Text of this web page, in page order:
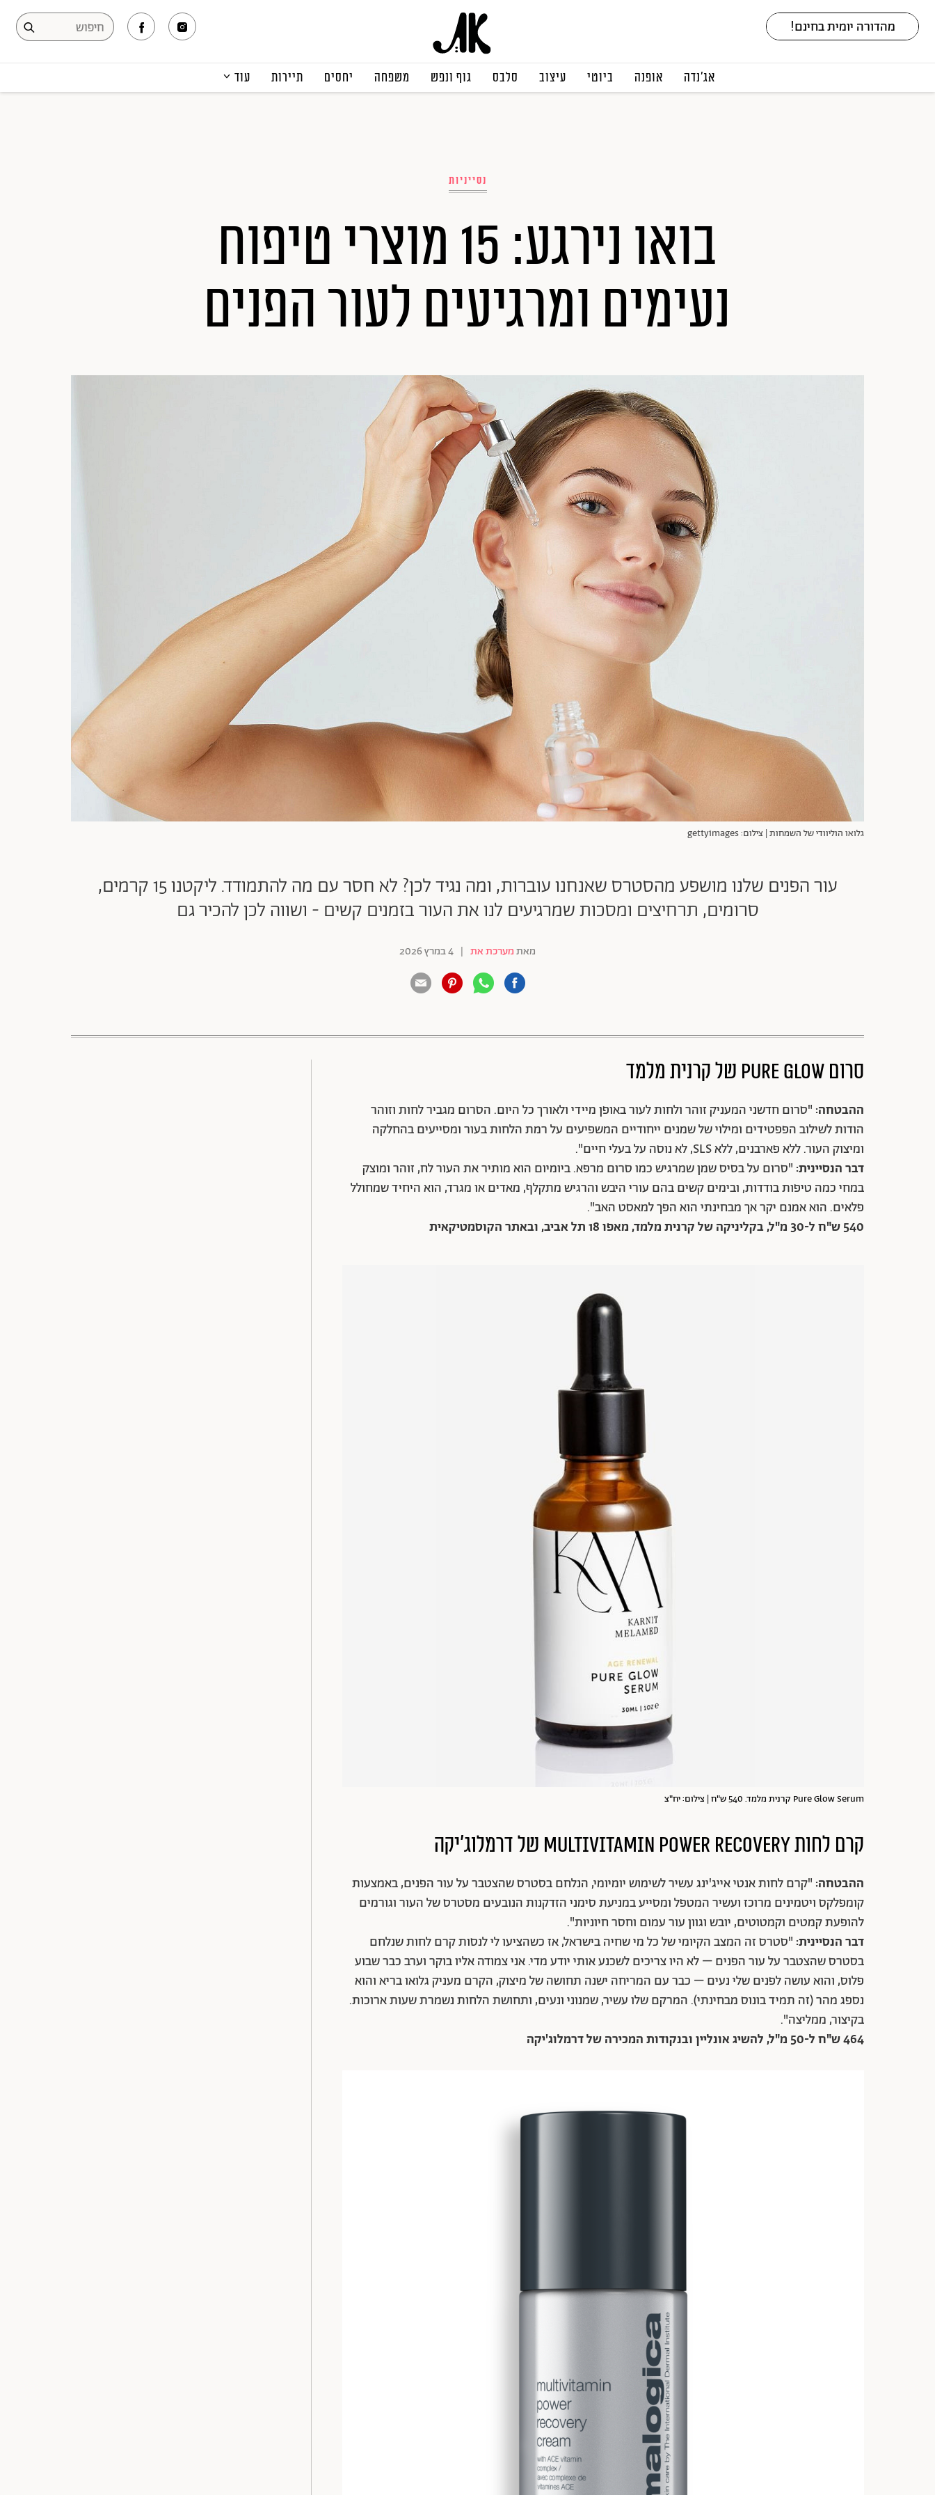
אג׳נדה אופנה ביוטי עיצוב סלבס גוף ונפש משפחה יחסים תיירות עוד
נסייניות
בואו נירגע: 15 מוצרי טיפוח
נעימים ומרגיעים לעור הפנים
גלואו הוליוודי של השמחות | צילום: gettyimages
עור הפנים שלנו מושפע מהסטרס שאנחנו עוברות, ומה נגיד לכן? לא חסר עם מה להתמודד. ליקטנו 15 קרמים,
סרומים, תרחיצים ומסכות שמרגיעים לנו את העור בזמנים קשים - ושווה לכן להכיר גם
מאתמערכת את | 4 במרץ 2026
סרום PURE GLOW של קרנית מלמד
ההבטחה: "סרום חדשני המעניק זוהר ולחות לעור באופן מיידי ולאורך כל היום. הסרום מגביר לחות וזוהר
הודות לשילוב הפפטידים ומילוי של שמנים ייחודיים המשפיעים על רמת הלחות בעור ומסייעים בהחלקה
ומיצוק העור. ללא פארבנים, ללא SLS, לא נוסה על בעלי חיים".
דבר הנסיינית: "סרום על בסיס שמן שמרגיש כמו סרום מרפא. ביומיום הוא מותיר את העור לח, זוהר ומוצק
במחי כמה טיפות בודדות, ובימים קשים בהם עורי היבש והרגיש מתקלף, מאדים או מגרד, הוא היחיד שמחולל
פלאים. הוא אמנם יקר אך מבחינתי הוא הפך למאסט האב".
540 ש"ח ל-30 מ"ל, בקליניקה של קרנית מלמד, מאפו 18 תל אביב, ובאתר הקוסמטיקאית
Pure Glow Serum קרנית מלמד. 540 ש"ח | צילום: יח"צ
קרם לחות MultiVitamin Power Recovery של דרמלוג'יקה
ההבטחה: "קרם לחות אנטי אייג'ינג עשיר לשימוש יומיומי, הנלחם בסטרס שהצטבר על עור הפנים, באמצעות
קומפלקס ויטמינים מרוכז ועשיר המטפל ומסייע במניעת סימני הזדקנות הנובעים מסטרס של העור וגורמים
להופעת קמטים וקמטוטים, יובש וגוון עור עמום וחסר חיוניות".
דבר הנסיינית: "סטרס זה המצב הקיומי של כל מי שחיה בישראל, אז כשהציעו לי לנסות קרם לחות שנלחם
בסטרס שהצטבר על עור הפנים – לא היו צריכים לשכנע אותי יודע מדי. אני צמודה אליו בוקר וערב כבר שבוע
פלוס, והוא עושה לפנים שלי נעים – כבר עם המריחה ישנה תחושה של מיצוק, הקרם מעניק גלואו בריא והוא
נספג מהר (זה תמיד בונוס מבחינתי). המרקם שלו עשיר, שמנוני ונעים, ותחושת הלחות נשמרת שעות ארוכות.
בקיצור, ממליצה".
464 ש"ח ל-50 מ"ל, להשיג אונליין ובנקודות המכירה של דרמלוג'יקה